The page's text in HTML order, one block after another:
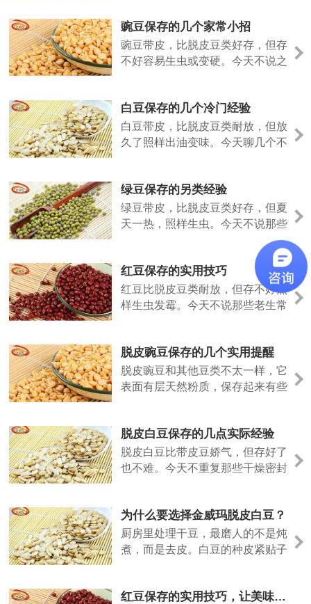
豌豆保存的几个家常小招
豌豆带皮，比脱皮豆类好存，但存
不好容易生虫或变硬。今天不说之
白豆保存的几个冷门经验
白豆带皮，比脱皮豆类耐放，但放
久了照样出油变味。今天聊几个不
绿豆保存的另类经验
绿豆带皮，比脱皮豆类好存，但夏
天一热，照样生虫。今天不说那些
老话，聊几个实际用过的小招。
红豆保存的实用技巧
红豆比脱皮豆类耐放，但存不好照
样生虫发霉。今天不说那些老生常
脱皮豌豆保存的几个实用提醒
脱皮豌豆和其他豆类不太一样，它
表面有层天然粉质，保存起来有些
脱皮白豆保存的几点实际经验
脱皮白豆比带皮豆娇气，但存好了
也不难。今天不重复那些干燥密封
为什么要选择金威玛脱皮白豆？
厨房里处理干豆，最磨人的不是炖
煮，而是去皮。白豆的种皮紧贴子
豆，就是把这道工序留在工厂，让
红豆保存的实用技巧，让美味更长久